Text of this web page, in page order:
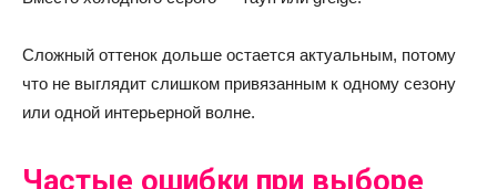
Сложный оттенок дольше остается актуальным, потому
что не выглядит слишком привязанным к одному сезону
или одной интерьерной волне.
Частые ошибки при выборе